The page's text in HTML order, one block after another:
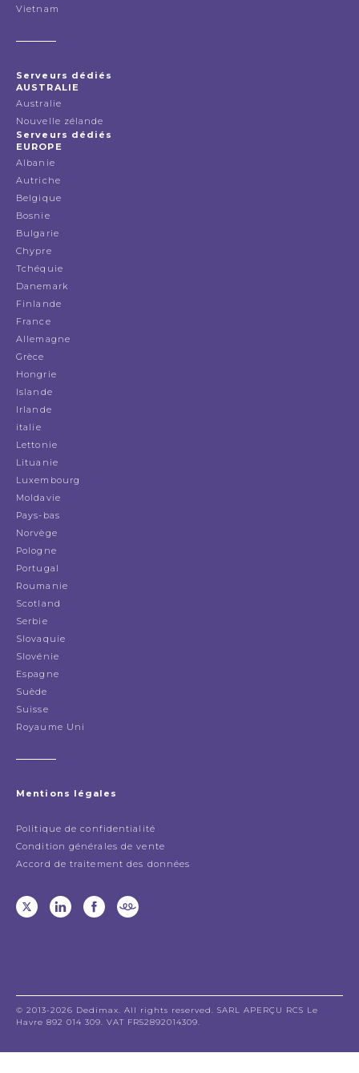
Vietnam
Serveurs dédiés
AUSTRALIE
Australie
Nouvelle zélande
Serveurs dédiés
EUROPE
Albanie
Autriche
Belgique
Bosnie
Bulgarie
Chypre
Tchéquie
Danemark
Finlande
France
Allemagne
Grèce
Hongrie
Islande
Irlande
italie
Lettonie
Lituanie
Luxembourg
Moldavie
Pays-bas
Norvège
Pologne
Portugal
Roumanie
Scotland
Serbie
Slovaquie
Slovénie
Espagne
Suède
Suisse
Royaume Uni
Mentions légales
Politique de confidentialité
Condition générales de vente
Accord de traitement des données
© 2013-2026 Dedimax. All rights reserved. SARL APERÇU RCS Le
Havre 892 014 309. VAT FR52892014309.